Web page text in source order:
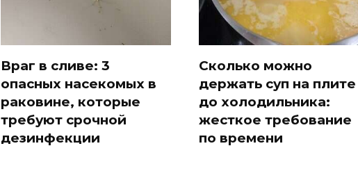
Враг в сливе: 3
опасных насекомых в
раковине, которые
требуют срочной
дезинфекции
Сколько можно
держать суп на плите
до холодильника:
жесткое требование
по времени